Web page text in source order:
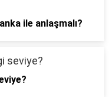
ile anlaşmalı?